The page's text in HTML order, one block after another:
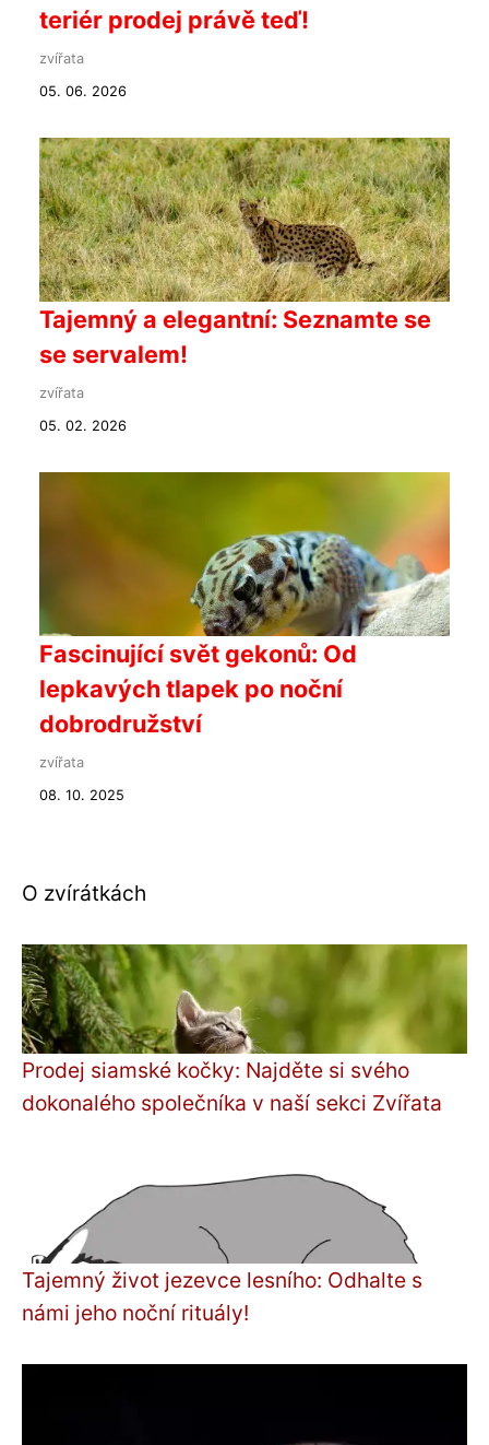
teriér prodej právě teď!
zvířata
05. 06. 2026
Tajemný a elegantní: Seznamte se
se servalem!
zvířata
05. 02. 2026
Fascinující svět gekonů: Od
lepkavých tlapek po noční
dobrodružství
zvířata
08. 10. 2025
O zvírátkách
Prodej siamské kočky: Najděte si svého
dokonalého společníka v naší sekci Zvířata
Tajemný život jezevce lesního: Odhalte s
námi jeho noční rituály!